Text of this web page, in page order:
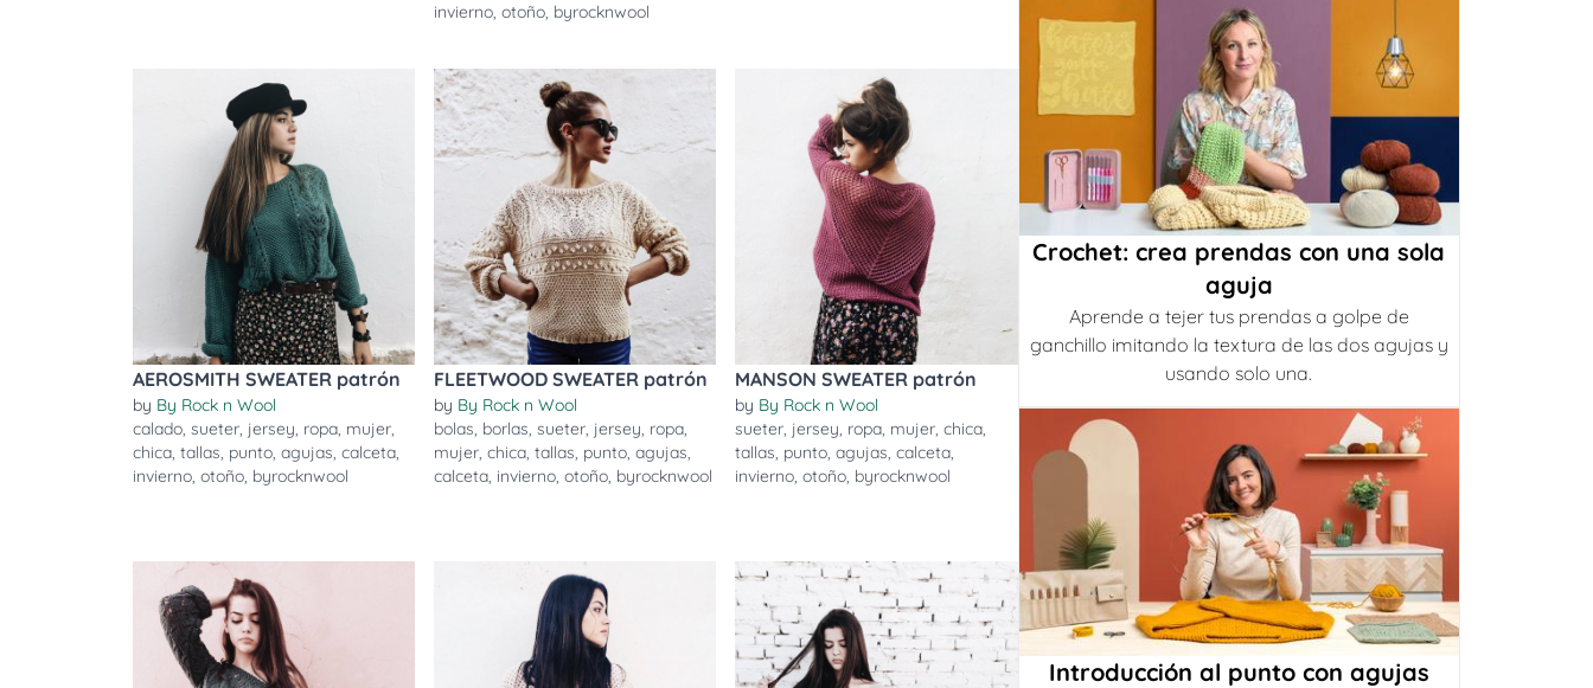
invierno,otoño, byrocknwool
AEROSMITH SWEATER patrón
by By Rock n Wool
calado, sueter, jersey, ropa, mujer,
chica, tallas, punto, agujas, calceta,
invierno, otoño, byrocknwool
FLEETWOOD SWEATER patrón
by By Rock n Wool
bolas, borlas,sueter, jersey, ropa,
mujer,chica,tallas, punto,agujas,
calceta, invierno,otoño, byrocknwool
MANSON SWEATER patrón
by By Rock n Wool
sueter, jersey, ropa, mujer,chica,
tallas, punto,agujas,calceta,
invierno,otoño, byrocknwool
Crochet: crea prendas con una sola
aguja
Aprende a tejer tus prendas a golpe de
ganchillo imitando la textura de las dos agujas y
usando solo una.
Introducción al punto con agujas